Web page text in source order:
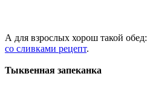
А для взрослых хорош такой обед:
со сливками рецепт.
Тыквенная запеканка